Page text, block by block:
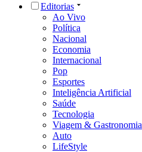
Editorias
Ao Vivo
Política
Nacional
Economia
Internacional
Pop
Esportes
Inteligência Artificial
Saúde
Tecnologia
Viagem & Gastronomia
Auto
LifeStyle